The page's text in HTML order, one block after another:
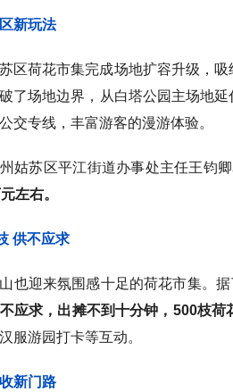
新玩法
区荷花市集完成场地扩容升级，
了场地边界，从白塔公园主场地
交专线，丰富游客的漫游体验。
姑苏区平江街道办事处主任王钧卿
左右。
供不应求
也迎来氛围感十足的荷花市集。
应求，出摊不到十分钟，500枝荷
服游园打卡等互动。
新门路